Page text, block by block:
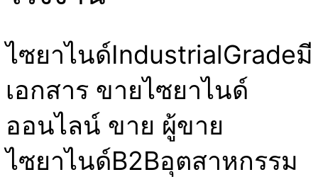
ไซยาไนด์IndustrialGradeมี
เอกสาร ขายไซยาไนด์
ออนไลน์ ขาย ผู้ขาย
ไซยาไนด์B2Bอุตสาหกรรม